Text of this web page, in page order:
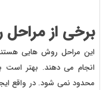
برخی از مراحل
این مراحل روش هایی
انجام می دهند. بهتر است
محدود نمی شود. در واقع